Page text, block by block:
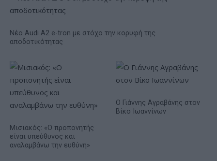
Νέο Audi A2 e-tron με στόχο την κορυφή της
αποδοτικότητας
Μισιακός: «Ο προπονητής
είναι υπεύθυνος και
αναλαμβάνω την ευθύνη»
Ο Γιάννης Αγραβάνης στον
Βίκο Ιωαννίνων